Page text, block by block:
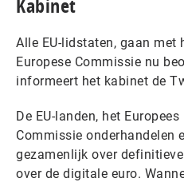
Kabinet
Alle EU-lidstaten, gaan met
Europese Commissie nu
informeert het kabinet de
De EU-landen, het
Commissie onderhandelen
gezamenlijk over
over de digitale euro.